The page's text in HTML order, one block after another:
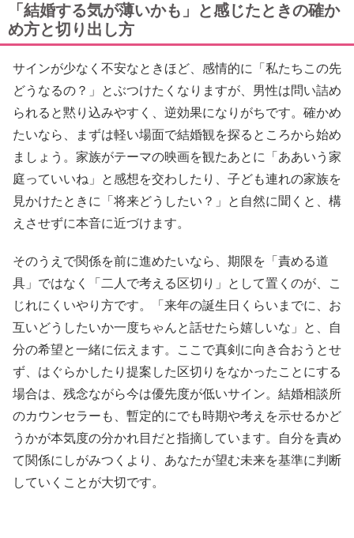
「結婚する気が薄いかも」と感じたときの確か
め方と切り出し方
サインが少なく不安なときほど、感情的に「私たちこの先
どうなるの？」とぶつけたくなりますが、男性は問い詰め
られると黙り込みやすく、逆効果になりがちです。確かめ
たいなら、まずは軽い場面で結婚観を探るところから始め
ましょう。家族がテーマの映画を観たあとに「ああいう家
庭っていいね」と感想を交わしたり、子ども連れの家族を
見かけたときに「将来どうしたい？」と自然に聞くと、構
えさせずに本音に近づけます。
そのうえで関係を前に進めたいなら、期限を「責める道
具」ではなく「二人で考える区切り」として置くのが、こ
じれにくいやり方です。「来年の誕生日くらいまでに、お
互いどうしたいか一度ちゃんと話せたら嬉しいな」と、自
分の希望と一緒に伝えます。ここで真剣に向き合おうとせ
ず、はぐらかしたり提案した区切りをなかったことにする
場合は、残念ながら今は優先度が低いサイン。結婚相談所
のカウンセラーも、暫定的にでも時期や考えを示せるかど
うかが本気度の分かれ目だと指摘しています。自分を責め
て関係にしがみつくより、あなたが望む未来を基準に判断
していくことが大切です。